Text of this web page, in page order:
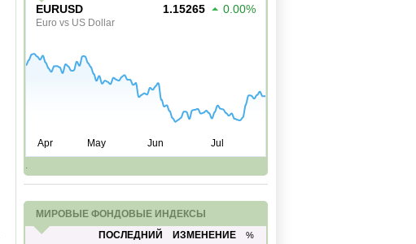
.
МИРОВЫЕ ФОНДОВЫЕ ИНДЕКСЫ
ПОСЛЕДНИЙ
ИЗМЕНЕНИЕ %